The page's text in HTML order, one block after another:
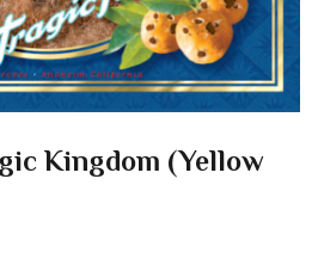
Kingdom (Yellow